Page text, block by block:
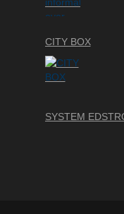
CITY BOX
SYSTEM